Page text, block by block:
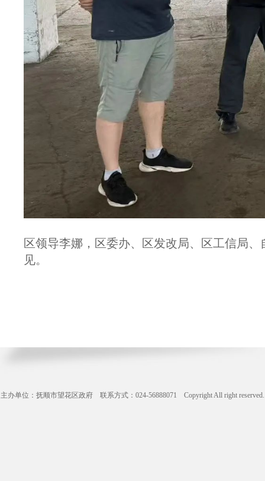
区领导李娜，区委办、区发改局、区工信局
见。
主办单位：抚顺市望花区政府 联系方式：024-56888071 Copyright All right